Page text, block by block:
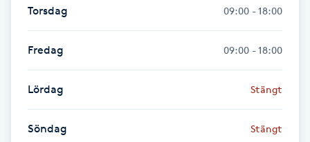
Herrklippning
HIFU
Hollywood Peel
Hot Stone Massage
Torsdag 09:00 - 18:00
Fredag 09:00 - 18:00
Lördag Stängt
Söndag Stängt